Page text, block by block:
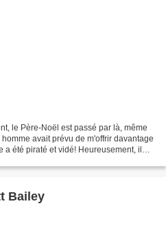
le Père-Noël est passé par là, même
avait prévu de m'offrir davantage
a été piraté et vidé! Heureusement, il
Bailey